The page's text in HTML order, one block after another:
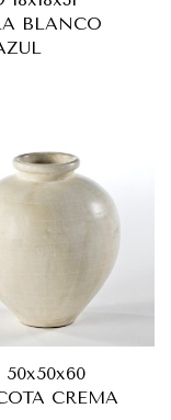
BLANCO
CREMA